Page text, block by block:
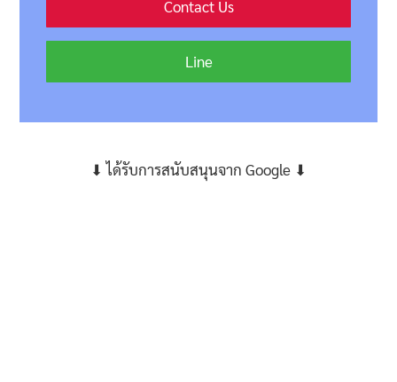
Contact Us
Line
⬇ ได้รับการสนับสนุนจาก Google ⬇